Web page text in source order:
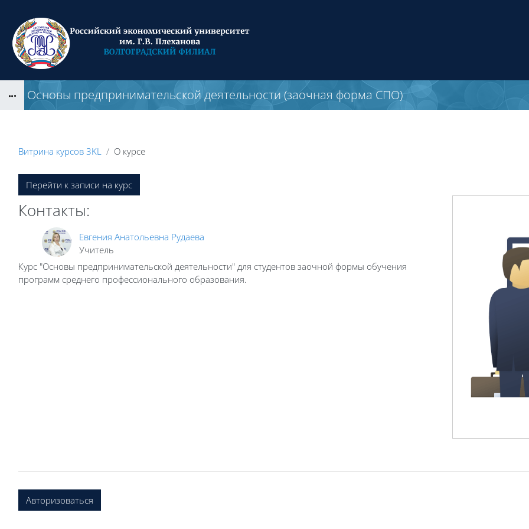
Основы предпринимательской деятельности (заочная форма СПО)
Витрина курсов 3KL О курсе
Блоки
Перейти к записи на курс
Контакты:
Евгения Анатольевна Рудаева
Учитель
Курс "Основы предпринимательской деятельности" для студентов заочной формы обучения
программ среднего профессионального образования.
Авторизоваться